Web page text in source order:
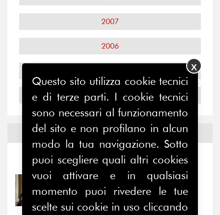
2007
2006
2004
Notizie edEventi
Notizie-Eventi
Prima della pausa estiva,
il valore di...
Questo sito utilizza cookie tecnici
e di terze parti. I cookie tecnici
sono necessari al funzionamento
del sito e non profilano in alcun
modo la tua navigazione. Sotto
puoi scegliere quali altri cookies
vuoi attivare e in qualsiasi
momento puoi rivedere le tue
scelte sui cookie in uso cliccando
X